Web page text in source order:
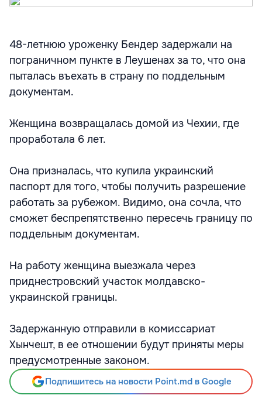
48-летнюю уроженку Бендер задержали на
пограничном пункте в Леушенах за то, что она
пыталась въехать в страну по поддельным
документам.
Женщина возвращалась домой из Чехии, где
проработала 6 лет.
Она призналась, что купила украинский
паспорт для того, чтобы получить разрешение
работать за рубежом. Видимо, она сочла, что
сможет беспрепятственно пересечь границу по
поддельным документам.
На работу женщина выезжала через
приднестровский участок молдавско-
украинской границы.
Задержанную отправили в комиссариат
Хынчешт, в ее отношении будут приняты меры
предусмотренные законом.
Подпишитесь на новости Point.md в Google